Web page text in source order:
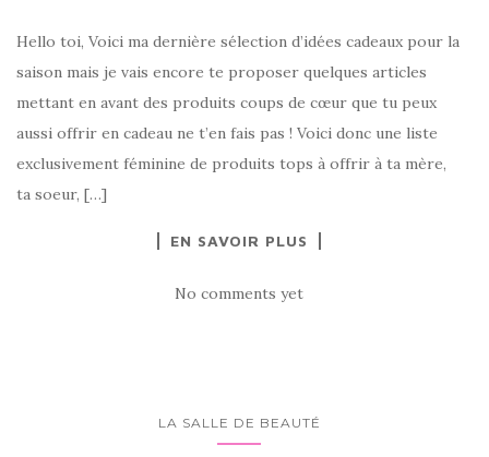
Hello toi, Voici ma dernière sélection d’idées cadeaux pour la
saison mais je vais encore te proposer quelques articles
mettant en avant des produits coups de cœur que tu peux
aussi offrir en cadeau ne t’en fais pas ! Voici donc une liste
exclusivement féminine de produits tops à offrir à ta mère,
ta soeur, […]
EN SAVOIR PLUS
No comments yet
LA SALLE DE BEAUTÉ